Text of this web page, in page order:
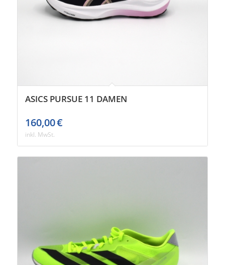
ASICS PURSUE 11 DAMEN
160,00€
inkl. MwSt.